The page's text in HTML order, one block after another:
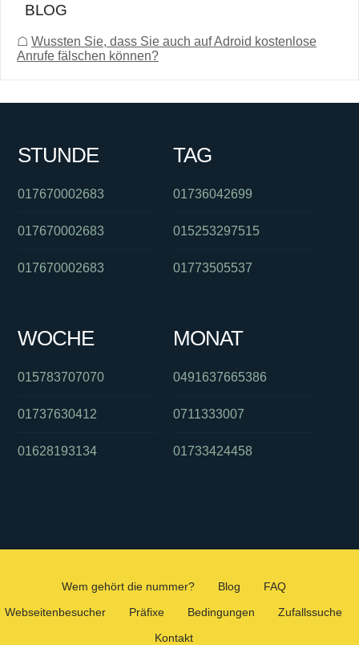
BLOG
☖ Wussten Sie, dass Sie auch auf Adroid kostenlose
Anrufe fälschen können?
STUNDE
017670002683
017670002683
017670002683
TAG
01736042699
015253297515
01773505537
WOCHE
015783707070
01737630412
01628193134
MONAT
0491637665386
0711333007
01733424458
Wem gehört die nummer? Blog
FAQ
Webseitenbesucher
Präfixe Bedingungen
Zufallssuche
Kontakt